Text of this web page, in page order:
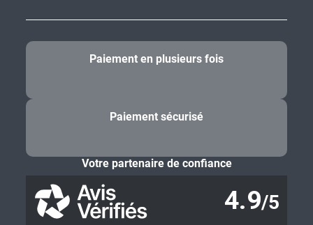
Paiement en plusieurs fois
Paiement sécurisé
Votre partenaire de confiance